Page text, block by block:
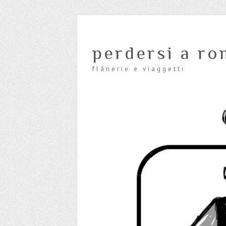
perdersi a
flânerie e viaggetti